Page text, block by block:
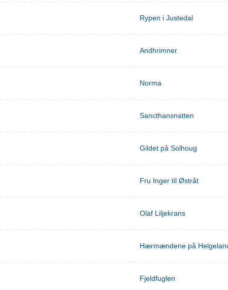
Rypen i Justedal
Andhrimner
Norma
Sancthansnatten
Gildet på Solhoug
Fru Inger til Østråt
Olaf Liljekrans
Hærmændene på
Fjeldfuglen